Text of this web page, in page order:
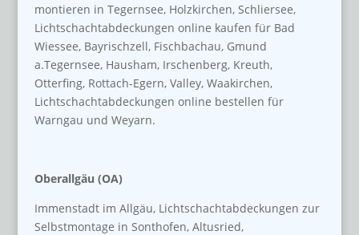
montieren in Tegernsee, Holzkirchen, Schliersee,
Lichtschachtabdeckungen online kaufen für Bad
Wiessee, Bayrischzell, Fischbachau, Gmund
a.Tegernsee, Hausham, Irschenberg, Kreuth,
Otterfing, Rottach-Egern, Valley, Waakirchen,
Lichtschachtabdeckungen online bestellen für
Warngau und Weyarn.
Oberallgäu (OA)
Immenstadt im Allgäu, Lichtschachtabdeckungen zur
Selbstmontage in Sonthofen, Altusried,